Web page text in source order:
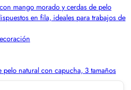
natural con capucha, 3 tamaños